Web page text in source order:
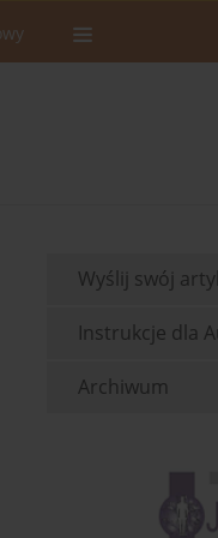
Wyślij swój
Instrukcje dla
Archiwum